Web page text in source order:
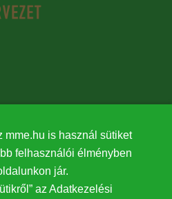
mme.hu is használ sütiket
felhasználói élményben
jár.
az Adatkezelési